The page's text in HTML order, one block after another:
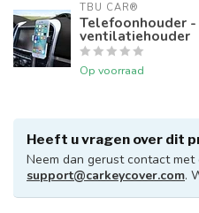
TBU CAR®
Telefoonhouder
ventilatiehouder
Op voorraad
Heeft u vragen over dit
Neem dan gerust contact met
support@carkeycover.com.